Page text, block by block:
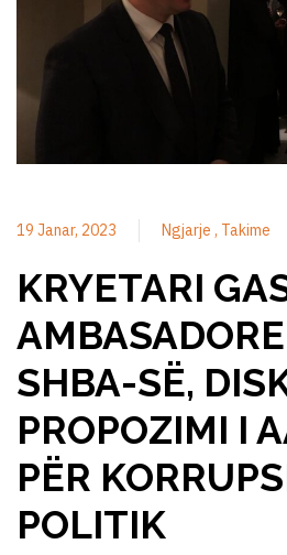
19 Janar, 2023 Ngjarje Takime
KRYETARI
SHBA-SË,
PROPOZIMI I
PËR
POLITIK